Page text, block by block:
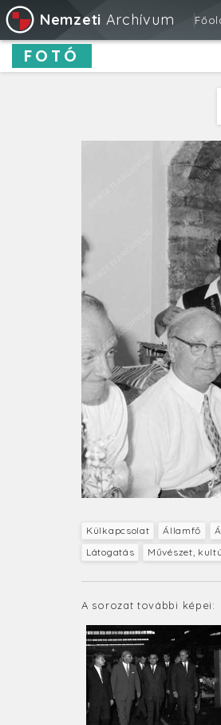
Nemzeti Archívum
FOTÓ
Külkapcsolat Államfő
Látogatás
Művészet,
A sorozat további képei: